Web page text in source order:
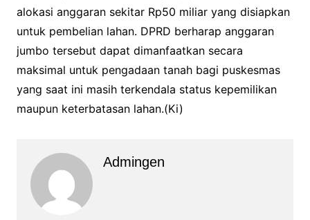
alokasi anggaran sekitar Rp50 miliar yang disiapkan
untuk pembelian lahan. DPRD berharap anggaran
jumbo tersebut dapat dimanfaatkan secara
maksimal untuk pengadaan tanah bagi puskesmas
yang saat ini masih terkendala status kepemilikan
maupun keterbatasan lahan.(Ki)
Admingen